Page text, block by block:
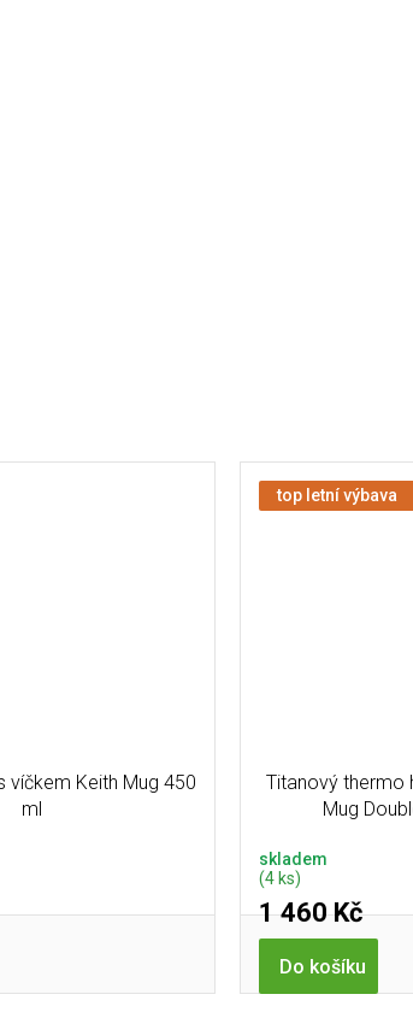
víčkem Keith Mug 450
ml
top letní výbava
Titanový thermo
Mug
skladem
(4 ks)
1 460 Kč
Do košíku